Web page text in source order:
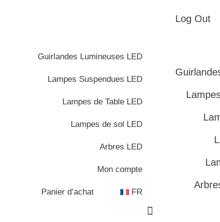
Guirlandes Lumineuses LED
Lampes Suspendues LED
Lampes de Table LED
Lampes de sol LED
Arbres LED
Mon compte
Panier d’achat FR
Log Out